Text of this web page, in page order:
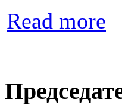
Read more